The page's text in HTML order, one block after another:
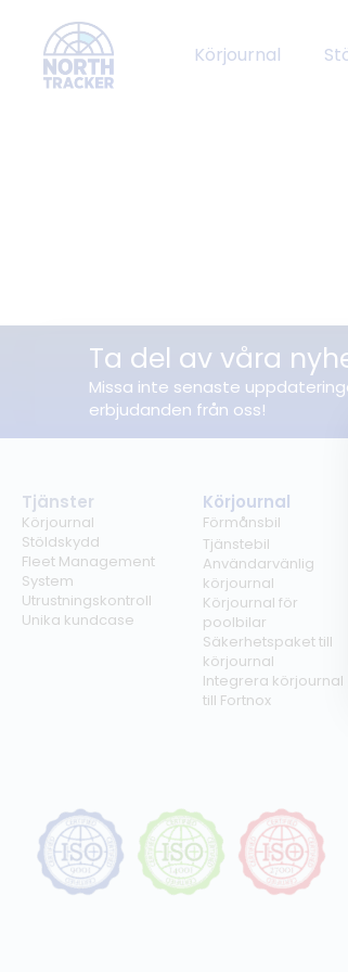
Körjournal
Ta del av våra
Missa inte senaste
erbjudanden från oss!
Tjänster
Körjournal
Stöldskydd
Fleet Management
System
Utrustningskontroll
Unika kundcase
Körjournal
Förmånsbil
Tjänstebil
Användarvänlig
körjournal
Körjournal för
poolbilar
Säkerhetspaket till
körjournal
Integrera körjournal
till Fortnox